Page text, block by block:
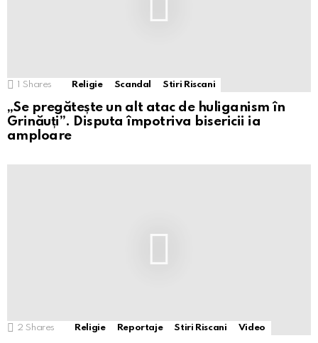
Shares Religie Scandal Stiri Riscani
„Se pregătește un alt atac de huliganism în
Grinăuți”. Disputa împotriva bisericii ia
amploare
2 Shares Religie Reportaje Stiri Riscani Video